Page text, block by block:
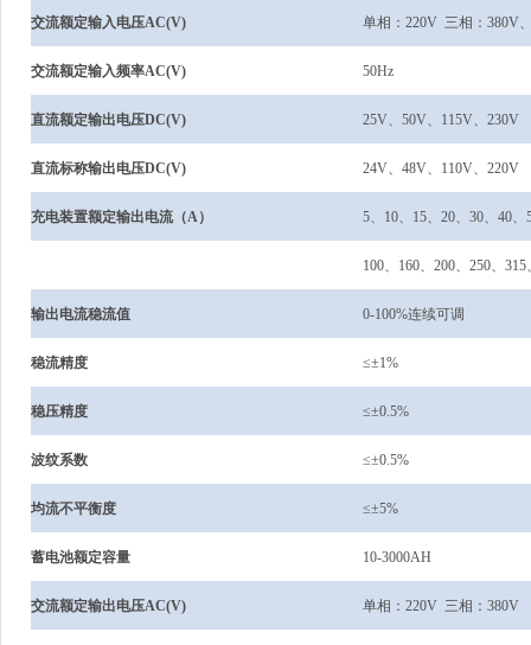
交流额定输入电压AC(V) 单相：220V 三相：380V
交流额定输入频率AC(V) 50Hz
直流额定输出电压DC(V) 25V、50V、115V、230V
直流标称输出电压DC(V) 24V、48V、110V、220V
充电装置额定输出电流（A） 5、10、15、20、30、40、
100、160、200、250、
输出电流稳流值 0-100%连续可调
稳流精度 ≤±1%
稳压精度 ≤±0.5%
波纹系数 ≤±0.5%
均流不平衡度 ≤±5%
蓄电池额定容量 10-3000AH
交流额定输出电压AC(V) 单相：220V 三相：380V